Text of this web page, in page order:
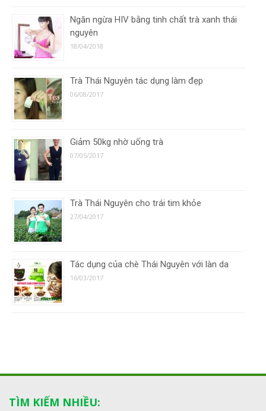
Ngăn ngừa HIV bằng tinh chất trà xanh thái
nguyên
18/04/2018
Trà Thái Nguyên tác dụng làm đẹp
06/08/2017
Giảm 50kg nhờ uống trà
07/05/2017
Trà Thái Nguyên cho trái tim khỏe
27/04/2017
Tác dụng của chè Thái Nguyên với làn da
16/03/2017
TÌM KIẾM NHIỀU: